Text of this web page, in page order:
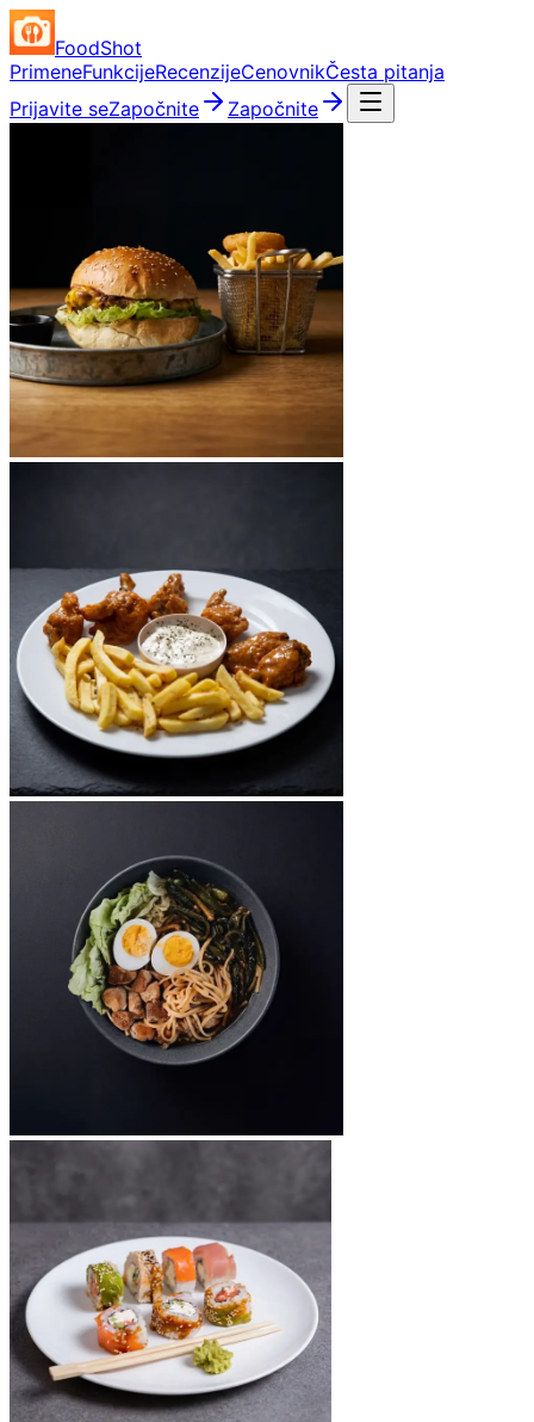
FoodShot
PrimeneFunkcijeRecenzijeCenovnikČesta pitanja
Prijavite seZapočnite Započnite